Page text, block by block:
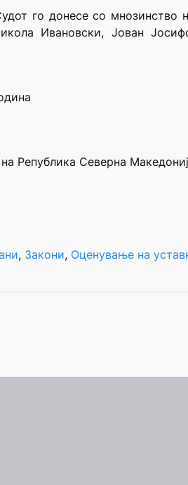
го донесе со мнозинство
Ивановски, Јован
Република Северна
, Закони, Оценување на